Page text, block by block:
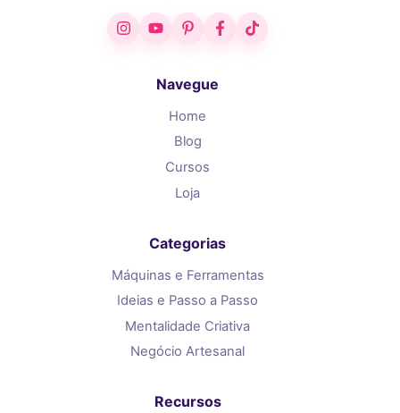
InstagramYouTubePinterestFacebook
TikTok
Navegue
Home
Blog
Cursos
Loja
Categorias
Máquinas e Ferramentas
Ideias e Passo a Passo
Mentalidade Criativa
Negócio Artesanal
Recursos